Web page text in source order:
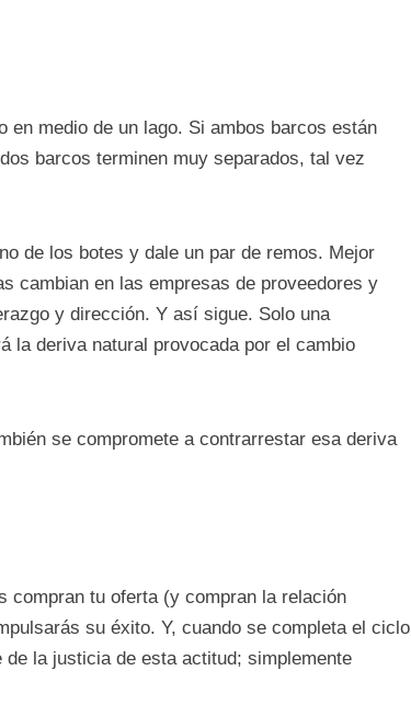
medio de un lago. Si ambos barcos están
barcos terminen muy separados, tal vez
de los botes y dale un par de remos. Mejor
cambian en las empresas de proveedores y
y dirección. Y así sigue. Solo una
la deriva natural provocada por el cambio
se compromete a contrarrestar esa deriva
compran tu oferta (y compran la relación
su éxito. Y, cuando se completa el ciclo
la justicia de esta actitud; simplemente